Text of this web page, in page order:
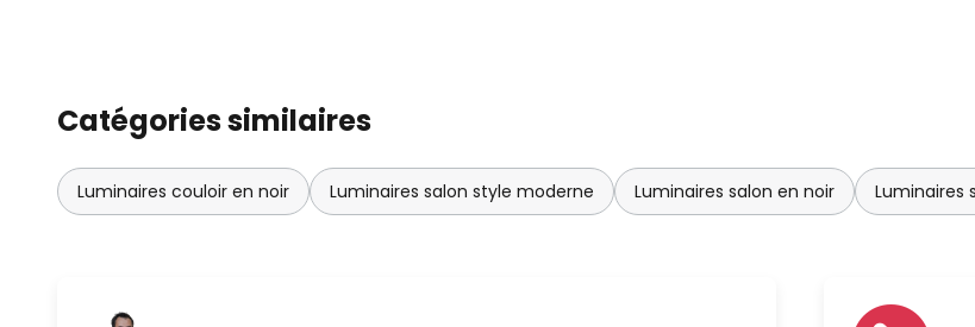
Catégories similaires
Luminaires couloir en noir Luminaires salon style moderne Luminaires salon en noir Luminaires